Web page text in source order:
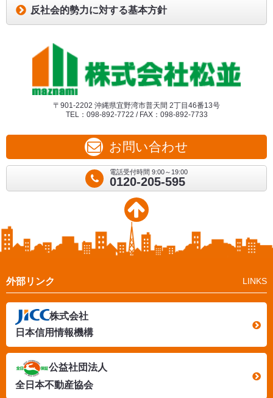
受付時間 平日 9:00～18:00
電話番号 098-892-7722
反社会的勢力に対する基本方針
〒901-2202 沖縄県宜野湾市普天間 2丁目46番13号
TEL：098-892-7722 / FAX：098-892-7733
お問い合わせ
電話受付時間 9:00～19:00
0120-205-595
外部リンク LINKS
株式会社
日本信用情報機構
公益社団法人
全日本不動産協会